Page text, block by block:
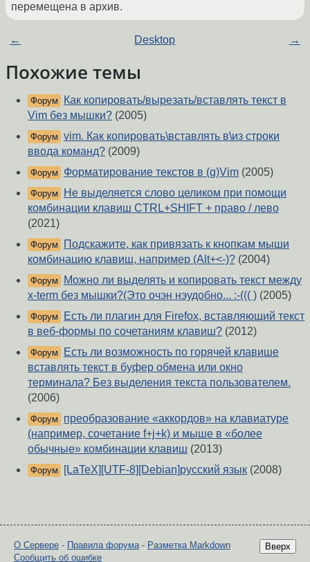
перемещена в архив.
← Desktop →
Похожие темы
Форум
Как копировать/вырезать/вставлять текст в
Vim без мышки? (2005)
Форум vim. Как копировать\вставлять в\из строки
ввода команд? (2009)
Форум Форматирование текстов в (g)Vim (2005)
Форум
Не выделяется слово целиком при помощи
комбинации клавиш CTRL+SHIFT + право / лево
(2021)
Форум
Подскажите, как привязать к кнопкам мыши
комбинацию клавиш, например (Alt+<-)? (2004)
Форум
Можно ли выделять и копировать текст между
x-term без мышки?(Это очэн нэудобно... :-((( ) (2005)
Форум
Есть ли плагин для Firefox, вставляющий текст
в веб-формы по сочетаниям клавиш? (2012)
Форум
Есть ли возможность по горячей клавише
вставлять текст в буфер обмена или окно
терминала? Без выделения текста пользователем.
(2006)
Форум
преобразование «аккордов» на клавиатуре
(например, сочетание f+j+k) и мыше в «более
обычные» комбинации клавиш (2013)
Форум [LaTeX][UTF-8][Debian]русский язык (2008)
Вверх
О Сервере - Правила форума- Разметка Markdown
Сообщить об ошибке